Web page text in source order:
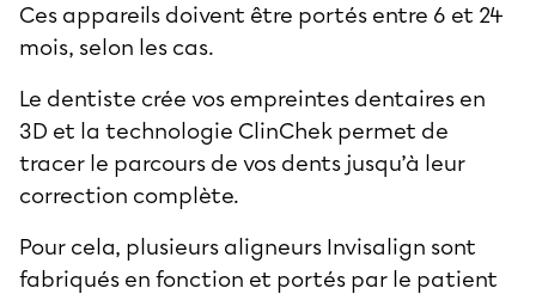
Ces appareils doivent être portés entre 6 et 24
mois, selon les cas.
Le dentiste crée vos empreintes dentaires en
3D et la technologie ClinChek permet de
tracer le parcours de vos dents jusqu’à leur
correction complète.
Pour cela, plusieurs aligneurs Invisalign sont
fabriqués en fonction et portés par le patient